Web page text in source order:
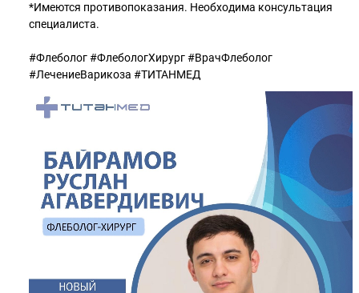
*Имеются противопоказания. Необходима консультация
специалиста.
#Флеболог #ФлебологХирург #ВрачФлеболог
#ЛечениеВарикоза #ТИТАНМЕД